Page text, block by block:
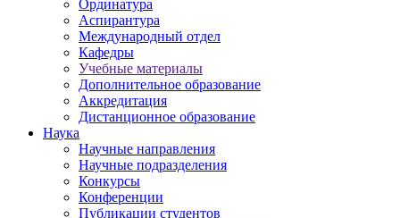
Ординатура
Аспирантура
Международный отдел
Кафедры
Учебные материалы
Дополнительное образование
Аккредитация
Дистанционное образование
Наука
Научные направления
Научные подразделения
Конкурсы
Конференции
Публикации студентов